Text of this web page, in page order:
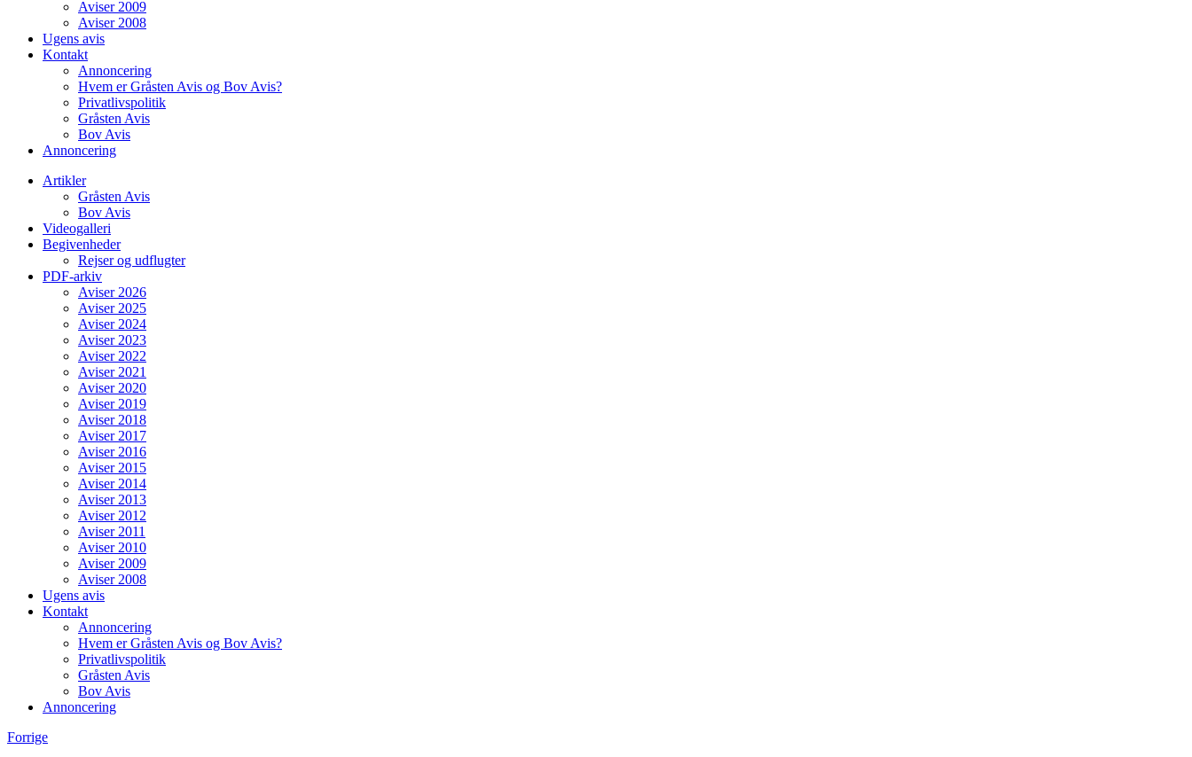
Aviser 2009
Aviser 2008
Ugens avis
Kontakt
Annoncering
Hvem er Gråsten Avis og Bov Avis?
Privatlivspolitik
Gråsten Avis
Bov Avis
Annoncering
Artikler
Gråsten Avis
Bov Avis
Videogalleri
Begivenheder
Rejser og udflugter
PDF-arkiv
Aviser 2026
Aviser 2025
Aviser 2024
Aviser 2023
Aviser 2022
Aviser 2021
Aviser 2020
Aviser 2019
Aviser 2018
Aviser 2017
Aviser 2016
Aviser 2015
Aviser 2014
Aviser 2013
Aviser 2012
Aviser 2011
Aviser 2010
Aviser 2009
Aviser 2008
Ugens avis
Kontakt
Annoncering
Hvem er Gråsten Avis og Bov Avis?
Privatlivspolitik
Gråsten Avis
Bov Avis
Annoncering
Forrige